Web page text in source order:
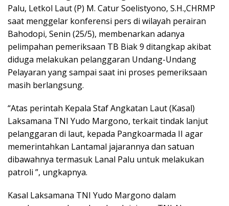
Palu, Letkol Laut (P) M. Catur Soelistyono, S.H.,CHRMP
saat menggelar konferensi pers di wilayah perairan
Bahodopi, Senin (25/5), membenarkan adanya
pelimpahan pemeriksaan TB Biak 9 ditangkap akibat
diduga melakukan pelanggaran Undang-Undang
Pelayaran yang sampai saat ini proses pemeriksaan
masih berlangsung.
“Atas perintah Kepala Staf Angkatan Laut (Kasal)
Laksamana TNI Yudo Margono, terkait tindak lanjut
pelanggaran di laut, kepada Pangkoarmada II agar
memerintahkan Lantamal jajarannya dan satuan
dibawahnya termasuk Lanal Palu untuk melakukan
patroli ”, ungkapnya.
Kasal Laksamana TNI Yudo Margono dalam